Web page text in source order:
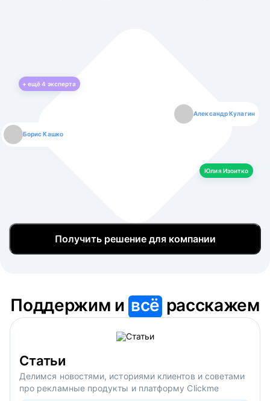
+ ещё4 эксперта
Борис Кашко
Александр Кулагин
Юлия Изоитко
Юлия Изоитко
Даниил Макаров
Александр Кулагин
Екатерина Лазаренко
Даниил Макаров
Борис Кашко
Екатерина Лазаренко
Юлия Изоитко
Получить решение для компании
Поддержим ивсё расскажем
Статьи
Делимся новостями, историями клиентов и советами
про рекламные продукты и платформу Clickme